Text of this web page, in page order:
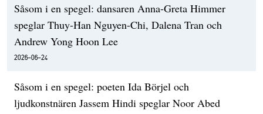
Såsom i en spegel: dansaren Anna-Greta Himmer
speglar Thuy-Han Nguyen-Chi, Dalena Tran och
Andrew Yong Hoon Lee
2026-06-24
Såsom i en spegel: poeten Ida Börjel och
ljudkonstnären Jassem Hindi speglar Noor Abed